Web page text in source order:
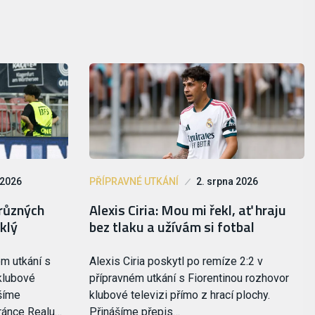
utkání s
Realu…
PŘÍPRAVNÉ UTKÁNÍ 2. srpna 2026
Alexis Ciria: Mou mi řekl, ať hraju
bez tlaku a užívám si fotbal
Alexis Ciria poskytl po remíze 2:2 v
přípravném utkání s Fiorentinou rozhovor
klubové televizi přímo z hrací plochy.
Přinášíme přepis…